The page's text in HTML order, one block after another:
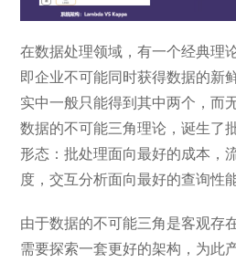
在数据处理领域，有一个经典理
即企业不可能同时获得数据的新
实中一般只能得到其中两个，而
数据的不可能三角理论，诞生了
形态：批处理面向最好的成本，
度，交互分析面向最好的查询性能
由于数据的不可能三角是客观存
需要探索一套更好的架构，为此